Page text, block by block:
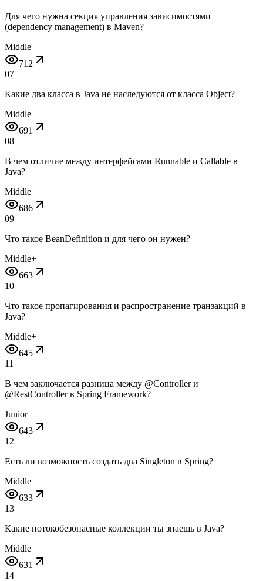
Для чего нужна секция управления зависимостями
(dependency management) в Maven?
Middle
712
07
Какие два класса в Java не наследуются от класса Object?
Middle
691
08
В чем отличие между интерфейсами Runnable и Callable в
Java?
Middle
686
09
Что такое BeanDefinition и для чего он нужен?
Middle+
663
10
Что такое пропагирования и распространение транзакций в
Java?
Middle+
645
11
В чем заключается разница между @Controller и
@RestController в Spring Framework?
Junior
643
12
Есть ли возможность создать два Singleton в Spring?
Middle
633
13
Какие потокобезопасные коллекции ты знаешь в Java?
Middle
631
14